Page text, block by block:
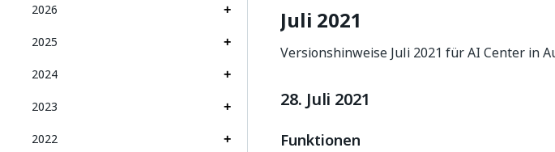
2026
2025
2024
2023
2022
Juli 2021
Versionshinweise Juli 2021 für AI Center in
28. Juli 2021
Funktionen